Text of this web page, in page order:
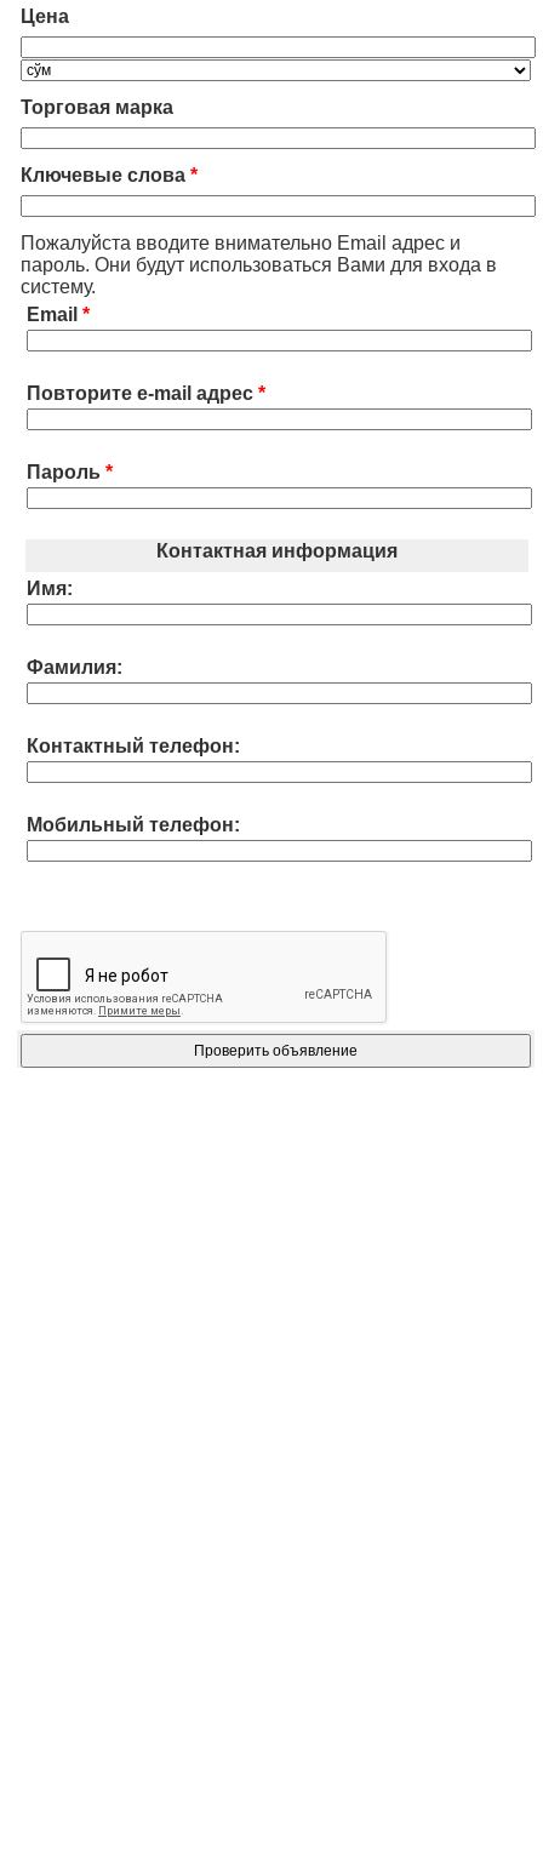
Цена
Торговая марка
Ключевые слова *
Пожалуйста вводите внимательно Email адрес и
пароль. Они будут использоваться Вами для входа в
систему.
Email *
Повторите e-mail адрес *
Пароль *
Контактная информация
Имя:
Фамилия:
Контактный телефон:
Мобильный телефон: